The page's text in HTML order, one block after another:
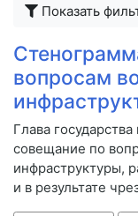
Показать
вопросам
Глава
совещание по
инфраструктуры,
и в результате